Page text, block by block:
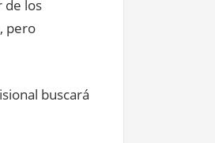
de los
pero
buscará